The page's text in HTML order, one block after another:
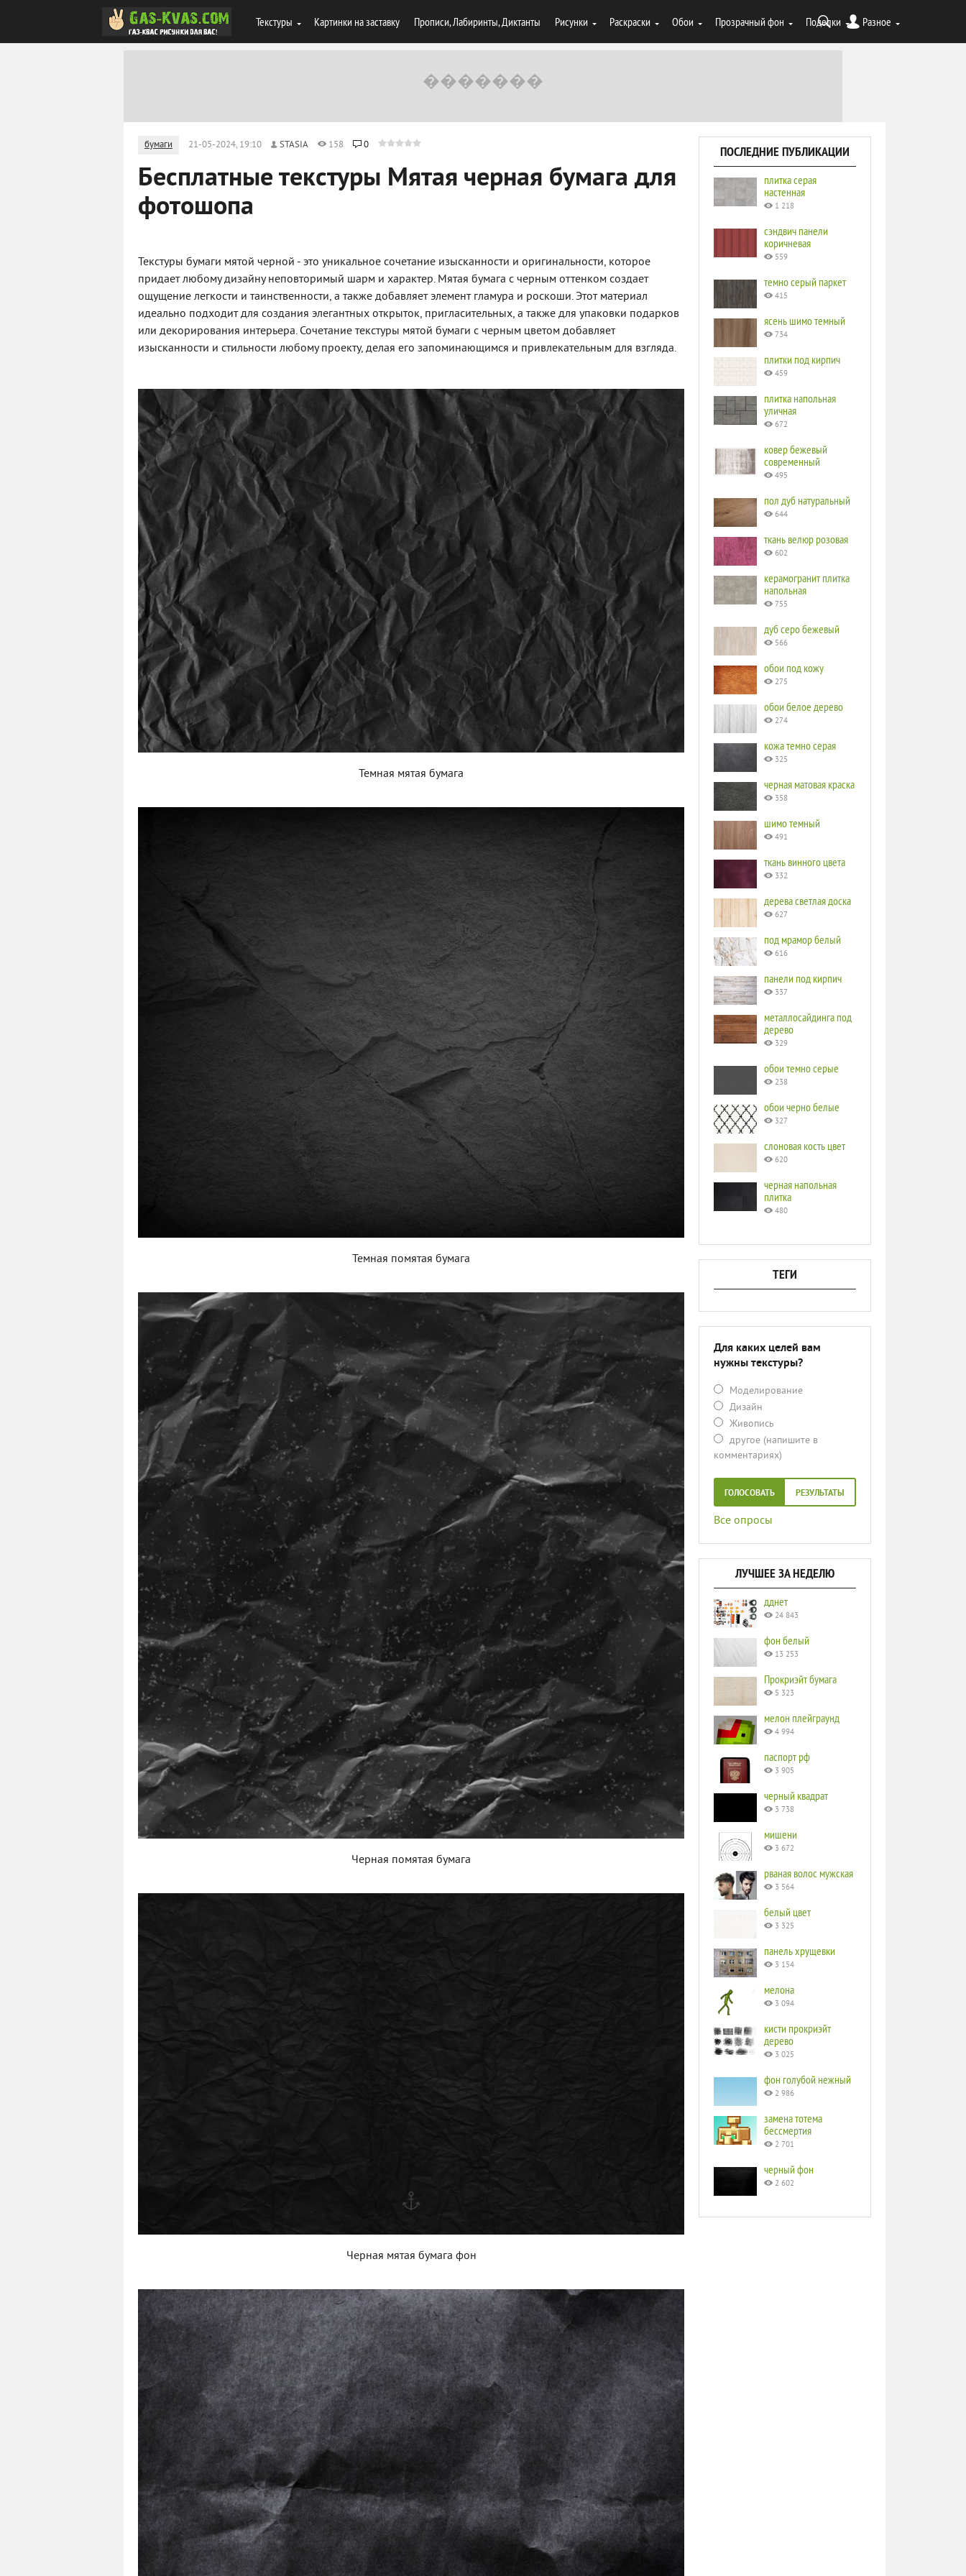
Текстуры Картинки на заставку Прописи, Лабиринты, Диктанты Рисунки Раскраски Обои Прозрачный фон Поделки Разное
бумаги 21-05-2024, 19:10 STASIA 158 0
Бесплатные текстуры Мятая черная бумага для
фотошопа
Текстуры бумаги мятой черной - это уникальное сочетание изысканности и оригинальности, которое
придает любому дизайну неповторимый шарм и характер. Мятая бумага с черным оттенком создает
ощущение легкости и таинственности, а также добавляет элемент гламура и роскоши. Этот материал
идеально подходит для создания элегантных открыток, пригласительных, а также для упаковки подарков
или декорирования интерьера. Сочетание текстуры мятой бумаги с черным цветом добавляет
изысканности и стильности любому проекту, делая его запоминающимся и привлекательным для взгляда.
Темная мятая бумага
Темная помятая бумага
Черная помятая бумага
Черная мятая бумага фон
ПОСЛЕДНИЕ ПУБЛИКАЦИИ
плитка серая
настенная
1 218
сэндвич панели
коричневая
559
темно серый паркет
415
ясень шимо темный
734
плитки под кирпич
459
плитка напольная
уличная
672
ковер бежевый
современный
495
пол дуб натуральный
644
ткань велюр розовая
602
керамогранит плитка
напольная
755
дуб серо бежевый
566
обои под кожу
275
обои белое дерево
274
кожа темно серая
325
черная матовая краска
358
шимо темный
491
ткань винного цвета
332
дерева светлая доска
627
под мрамор белый
616
панели под кирпич
337
металлосайдинга под
дерево
329
обои темно серые
238
обои черно белые
327
слоновая кость цвет
620
черная напольная
плитка
480
ТЕГИ
Для каких целей вам
нужны текстуры?
Моделирование
Дизайн
Живопись
другое (напишите в
комментариях)
ГОЛОСОВАТЬ РЕЗУЛЬТАТЫ
Все опросы
ЛУЧШЕЕ ЗА НЕДЕЛЮ
дднет
24 843
фон белый
13 253
Прокриэйт бумага
5 323
мелон плейграунд
4 994
паспорт рф
3 905
черный квадрат
3 738
мишени
3 672
рваная волос мужская
3 564
белый цвет
3 325
панель хрущевки
3 154
мелона
3 094
кисти прокриэйт
дерево
3 025
фон голубой нежный
2 986
замена тотема
бессмертия
2 701
черный фон
2 602